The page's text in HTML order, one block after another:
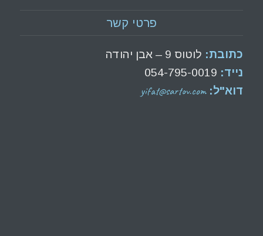
פרטי קשר
כתובת: לוטוס 9 – אבן יהודה
נייד: 054-795-0019
דוא"ל:yifat@sartov.com